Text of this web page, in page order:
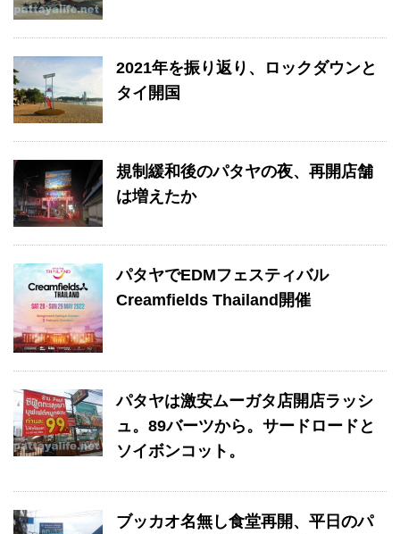
2021年を振り返り、ロックダウンと
タイ開国
規制緩和後のパタヤの夜、再開店舗
は増えたか
パタヤでEDMフェスティバル
Creamfields Thailand開催
パタヤは激安ムーガタ店開店ラッシ
ュ。89バーツから。サードロードと
ソイボンコット。
ブッカオ名無し食堂再開、平日のパ